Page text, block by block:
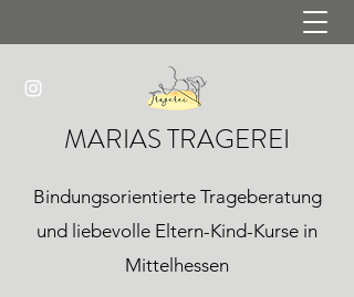
MARIAS TRAGEREI
Bindungsorientierte Trageberatung
und liebevolle Eltern-Kind-Kurse in
Mittelhessen